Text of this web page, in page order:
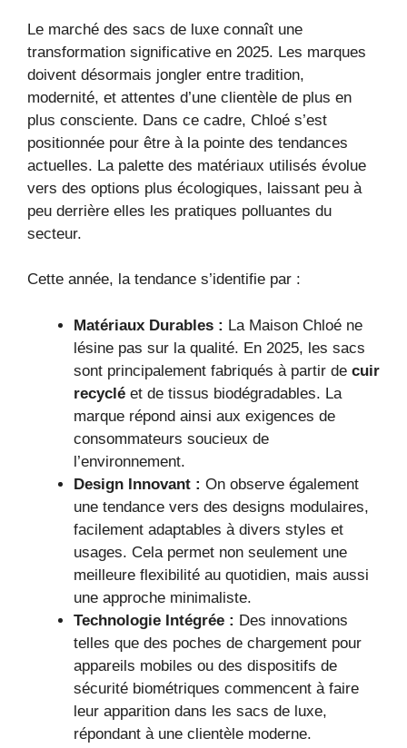
Le marché des sacs de luxe connaît une
transformation significative en 2025. Les marques
doivent désormais jongler entre tradition,
modernité, et attentes d’une clientèle de plus en
plus consciente. Dans ce cadre, Chloé s’est
positionnée pour être à la pointe des tendances
actuelles. La palette des matériaux utilisés évolue
vers des options plus écologiques, laissant peu à
peu derrière elles les pratiques polluantes du
secteur.
Cette année, la tendance s’identifie par :
Matériaux Durables : La Maison Chloé ne
lésine pas sur la qualité. En 2025, les sacs
sont principalement fabriqués à partir de cuir
recyclé et de tissus biodégradables. La
marque répond ainsi aux exigences de
consommateurs soucieux de
l’environnement.
Design Innovant : On observe également
une tendance vers des designs modulaires,
facilement adaptables à divers styles et
usages. Cela permet non seulement une
meilleure flexibilité au quotidien, mais aussi
une approche minimaliste.
Technologie Intégrée : Des innovations
telles que des poches de chargement pour
appareils mobiles ou des dispositifs de
sécurité biométriques commencent à faire
leur apparition dans les sacs de luxe,
répondant à une clientèle moderne.